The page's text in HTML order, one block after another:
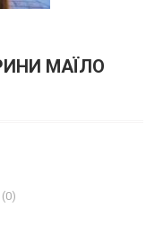
МАЇЛО